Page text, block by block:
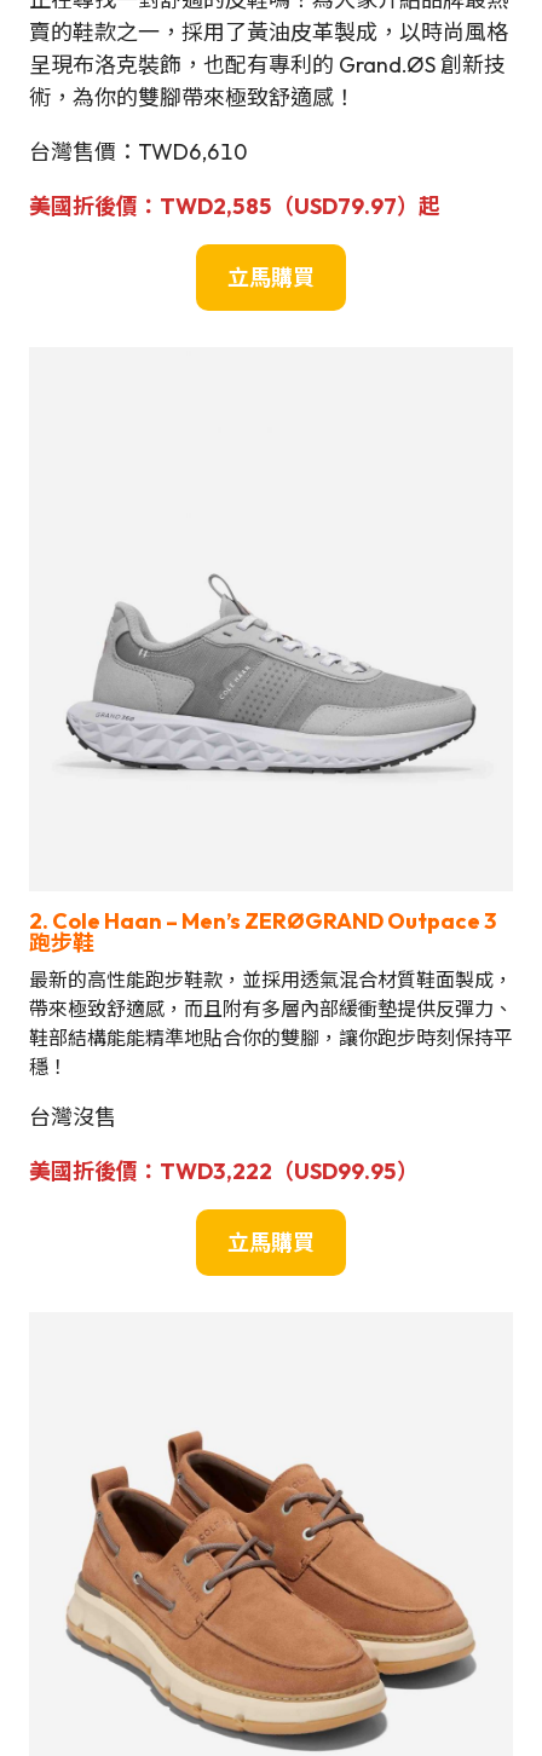
賣的鞋款之一，採用了黃油皮革製成，以時尚風格
呈現布洛克裝飾，也配有專利的 Grand.ØS 創新技
術，為你的雙腳帶來極致舒適感！
台灣售價：TWD6,610
美國折後價 ：TWD2,585 （USD79.97）起
立馬購買
2. Cole Haan – Men’s ZERØGRAND Outpace 3
跑步鞋
最新的高性能跑步鞋款，並採用透氣混合材質鞋面製成，
帶來極致舒適感，而且附有多層內部緩衝墊提供反彈力、
鞋部結構能能精準地貼合你的雙腳，讓你跑步時刻保持平
穩！
台灣沒售
美國折後價：TWD3,222（USD99.95）
立馬購買